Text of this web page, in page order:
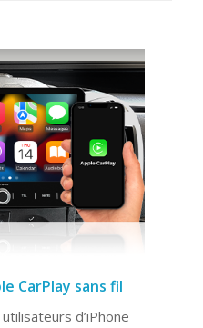
CarPlay sans fil
d’iPhone